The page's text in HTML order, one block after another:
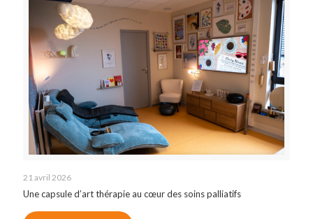
21 avril 2026
Une capsule d’art thérapie au cœur des soins palliatifs